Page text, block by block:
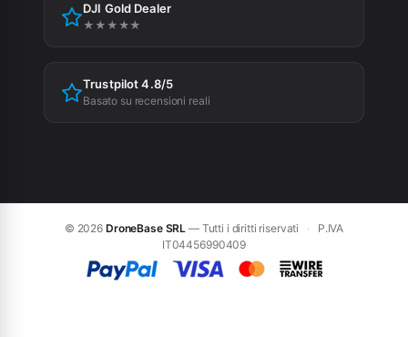
Preferenze cookieDJI Gold Dealer
★★★★★
Trustpilot 4.8/5
Basato su recensioni reali
© 2026 DroneBase SRL — Tutti i diritti riservati ·
P.IVA
IT04456990409